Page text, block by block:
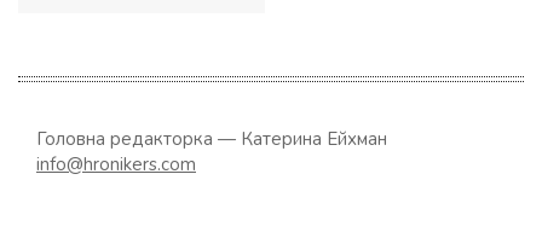
Головна редакторка — Катерина Ейхман
info@hronikers.com